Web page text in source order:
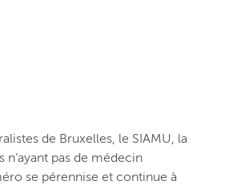
de Bruxelles, le SIAMU, la
pas de médecin
se pérennise et continue à